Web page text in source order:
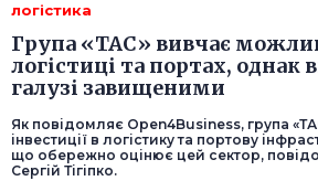
логістика
Група «ТАС» вивчає
логістиці та портах, однак
галузі завищеними
Як повідомляє Open4Business, група
інвестиції в логістику та портову
що обережно оцінює цей сектор,
Сергій Тігіпко.